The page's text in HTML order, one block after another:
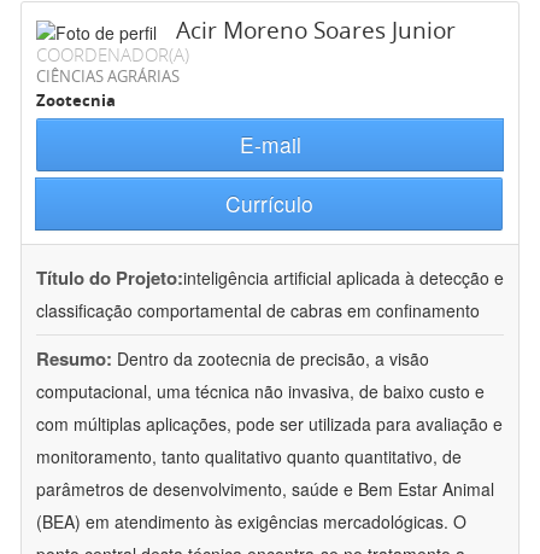
Acir Moreno Soares Junior
COORDENADOR(A)
CIÊNCIAS AGRÁRIAS
Zootecnia
E-mail
Currículo
Título do Projeto:inteligência artificial aplicada à detecção e
classificação comportamental de cabras em confinamento
Resumo: Dentro da zootecnia de precisão, a visão
computacional, uma técnica não invasiva, de baixo custo e
com múltiplas aplicações, pode ser utilizada para avaliação e
monitoramento, tanto qualitativo quanto quantitativo, de
parâmetros de desenvolvimento, saúde e Bem Estar Animal
(BEA) em atendimento às exigências mercadológicas. O